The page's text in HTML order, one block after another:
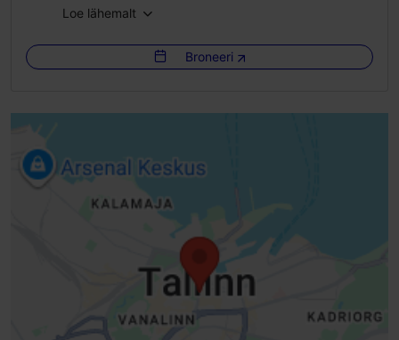
Loe lähemalt
Broneeri